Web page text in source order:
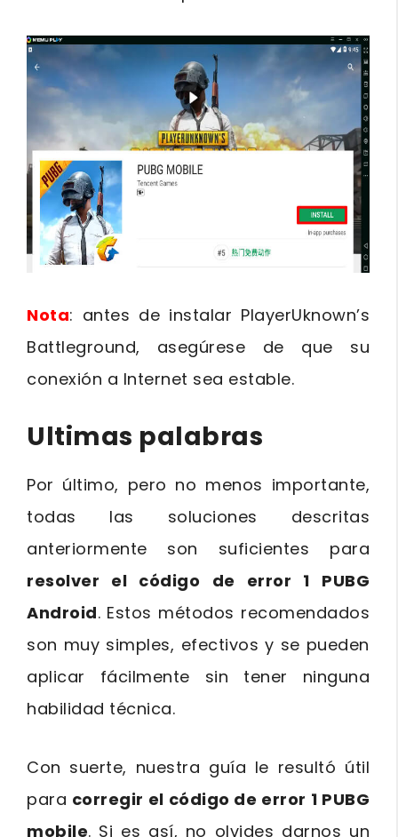
Nota: antes de instalar PlayerUknown’s
Battleground, asegúrese de que su
conexión a Internet sea estable.
Ultimas palabras
Por último, pero no menos importante,
todas las soluciones descritas
anteriormente son suficientes para
resolver el código de error 1 PUBG
Android. Estos métodos recomendados
son muy simples, efectivos y se pueden
aplicar fácilmente sin tener ninguna
habilidad técnica.
Con suerte, nuestra guía le resultó útil
para corregir el código de error 1 PUBG
mobile. Si es así, no olvides darnos un